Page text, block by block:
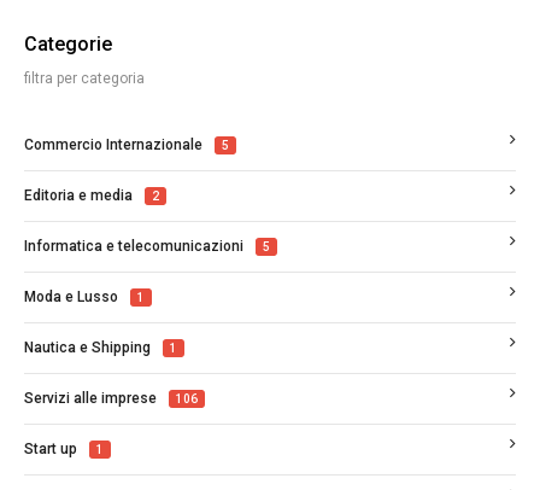
Categorie
filtra per categoria
Commercio Internazionale 5
Editoria e media 2
Informatica e telecomunicazioni 5
Moda e Lusso 1
Nautica e Shipping 1
Servizi alle imprese 106
Start up 1